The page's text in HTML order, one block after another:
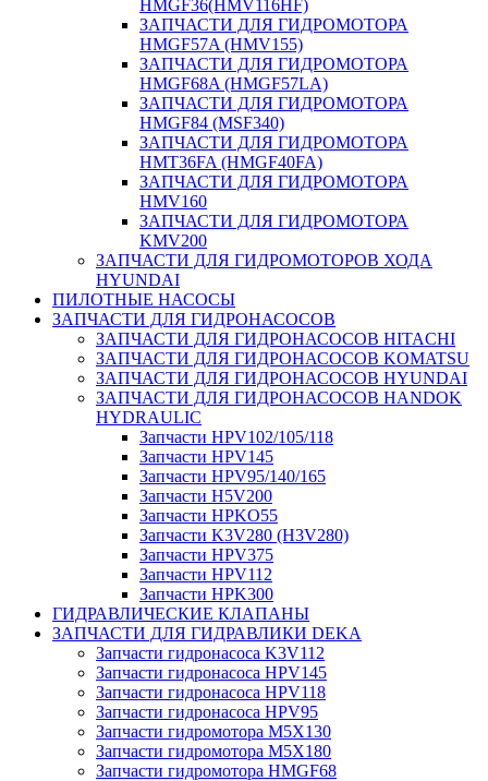
HMGF36(HMV116HF)
ЗАПЧАСТИ ДЛЯ ГИДРОМОТОРА
HMGF57A (HMV155)
ЗАПЧАСТИ ДЛЯ ГИДРОМОТОРА
HMGF68A (HMGF57LA)
ЗАПЧАСТИ ДЛЯ ГИДРОМОТОРА
HMGF84 (MSF340)
ЗАПЧАСТИ ДЛЯ ГИДРОМОТОРА
HMT36FA (HMGF40FA)
ЗАПЧАСТИ ДЛЯ ГИДРОМОТОРА
HMV160
ЗАПЧАСТИ ДЛЯ ГИДРОМОТОРА
KMV200
ЗАПЧАСТИ ДЛЯ ГИДРОМОТОРОВ ХОДА
HYUNDAI
ПИЛОТНЫЕ НАСОСЫ
ЗАПЧАСТИ ДЛЯ ГИДРОНАСОСОВ
ЗАПЧАСТИ ДЛЯ ГИДРОНАСОСОВ HITACHI
ЗАПЧАСТИ ДЛЯ ГИДРОНАСОСОВ KOMATSU
ЗАПЧАСТИ ДЛЯ ГИДРОНАСОСОВ HYUNDAI
ЗАПЧАСТИ ДЛЯ ГИДРОНАСОСОВ HANDOK
HYDRAULIC
Запчасти HPV102/105/118
Запчасти HPV145
Запчасти HPV95/140/165
Запчасти H5V200
Запчасти HPKO55
Запчасти K3V280 (H3V280)
Запчасти HPV375
Запчасти HPV112
Запчасти HPK300
ГИДРАВЛИЧЕСКИЕ КЛАПАНЫ
ЗАПЧАСТИ ДЛЯ ГИДРАВЛИКИ DEKA
Запчасти гидронасоса K3V112
Запчасти гидронасоса HPV145
Запчасти гидронасоса HPV118
Запчасти гидронасоса HPV95
Запчасти гидромотора M5X130
Запчасти гидромотора M5X180
Запчасти гидромотора HMGF68